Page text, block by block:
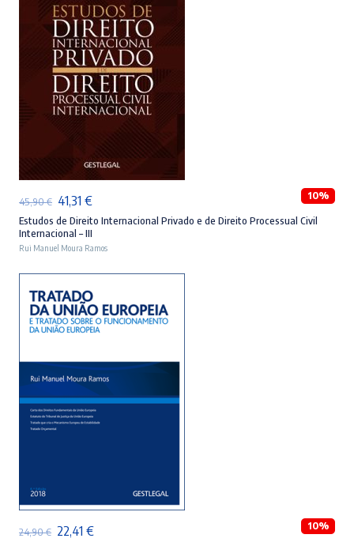
ADICIONAR
45,90€ O
preço
original
41,31 €O
preço
10%
Estudos de Direito Internacional Privado e de Direito Processual Civil
Internacional – III
Rui Manuel Moura Ramos
24,90€ O
22,41 €O
10%